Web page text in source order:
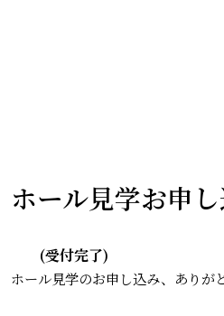
ホール見学お申
(受付完了)
ホール見学のお申し込み、ありが